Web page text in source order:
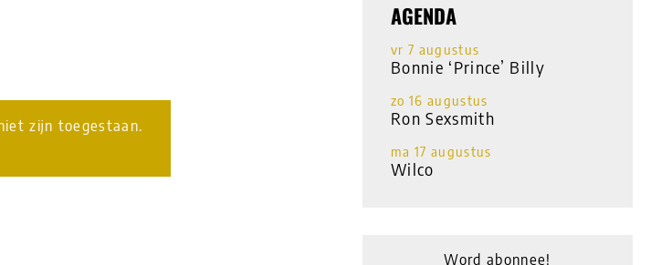
zijn toegestaan.
AGENDA
vr 7 augustus
Bonnie ‘Prince’ Billy
zo 16 augustus
Ron Sexsmith
ma 17 augustus
Wilco
Word abonnee!